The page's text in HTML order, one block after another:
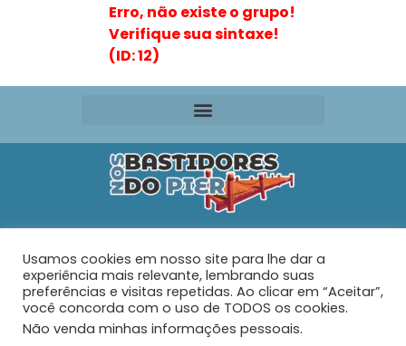
Erro, não existe o grupo!
Verifique sua sintaxe!
(ID: 12)
Rua Maria de Souza Santos Nº 159 – AP 401 –
Tabuleiro – Barra Velha – SC
© 2026 - Nos Bastidores do Pier - Todos os direitos
Usamos cookies em nosso site para lhe dar a
experiência mais relevante, lembrando suas
preferências e visitas repetidas. Ao clicar em “Aceitar”,
você concorda com o uso de TODOS os cookies.
Não venda minhas informações pessoais.